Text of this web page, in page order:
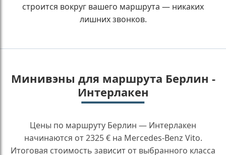
строится вокруг вашего маршрута — никаких
лишних звонков.
Минивэны для маршрута Берлин -
Интерлакен
Цены по маршруту Берлин — Интерлакен
начинаются от 2325 € на Mercedes-Benz Vito.
Итоговая стоимость зависит от выбранного класса